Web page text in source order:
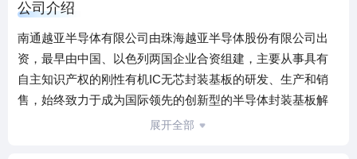
公司介绍
南通越亚半导体有限公司由珠海越亚半导体股份有限公司出
资，最早由中国、以色列两国企业合资组建，主要从事具有
自主知识产权的刚性有机IC无芯封装基板的研发、生产和销
售，始终致力于成为国际领先的创新型的半导体封装基板解
决方案提供商。自2006年成立以来，公司以“新型集成电路支
展开全部